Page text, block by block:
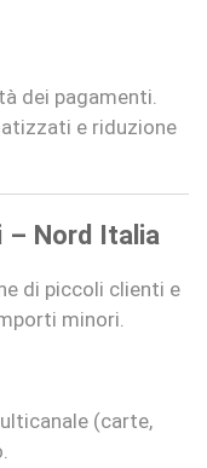
dei pagamenti.
e riduzione
– Nord Italia
di piccoli clienti e
minori.
(carte,